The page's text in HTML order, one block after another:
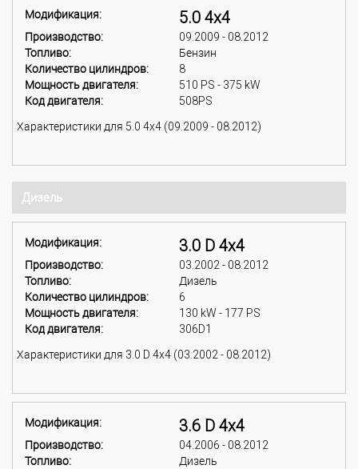
Модификация: 5.0 4x4
Производство:
09.2009 - 08.2012
Топливо:
Бензин
Количество цилиндров:
8
Мощность двигателя:
510 PS - 375 kW
Код двигателя:
508PS
Характеристики для 5.0 4x4 (09.2009 - 08.2012)
Дизель
Модификация: 3.0 D 4x4
Производство:
03.2002 - 08.2012
Топливо:
Дизель
Количество цилиндров:
6
Мощность двигателя:
130 kW - 177 PS
Код двигателя:
306D1
Характеристики для 3.0 D 4x4 (03.2002 - 08.2012)
Модификация: 3.6 D 4x4
Производство:
04.2006 - 08.2012
Топливо:
Дизель